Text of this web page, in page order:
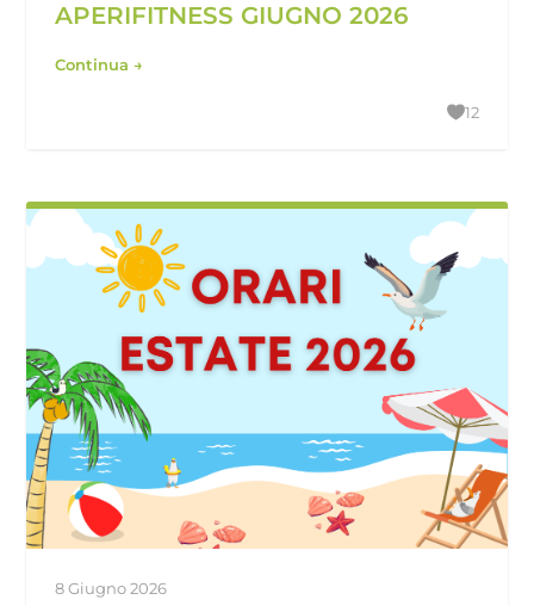
APERIFITNESS GIUGNO 2026
Continua →
12
8 Giugno 2026